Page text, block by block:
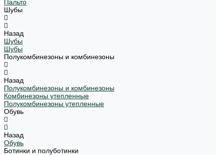
Пальто
Шубы
Назад
Шубы
Шубы
Полукомбинезоны и комбинезоны
Назад
Полукомбинезоны и комбинезоны
Комбинезоны утепленные
Полукомбинезоны утепленные
Обувь
Назад
Обувь
Ботинки и полуботинки